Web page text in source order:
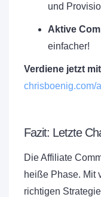
und
Aktive
einfacher!
Verdiene jetzt
chrisboenig.com/
Fazit: Letzte
Die Affiliate
heiße Phase. Mit
richtigen